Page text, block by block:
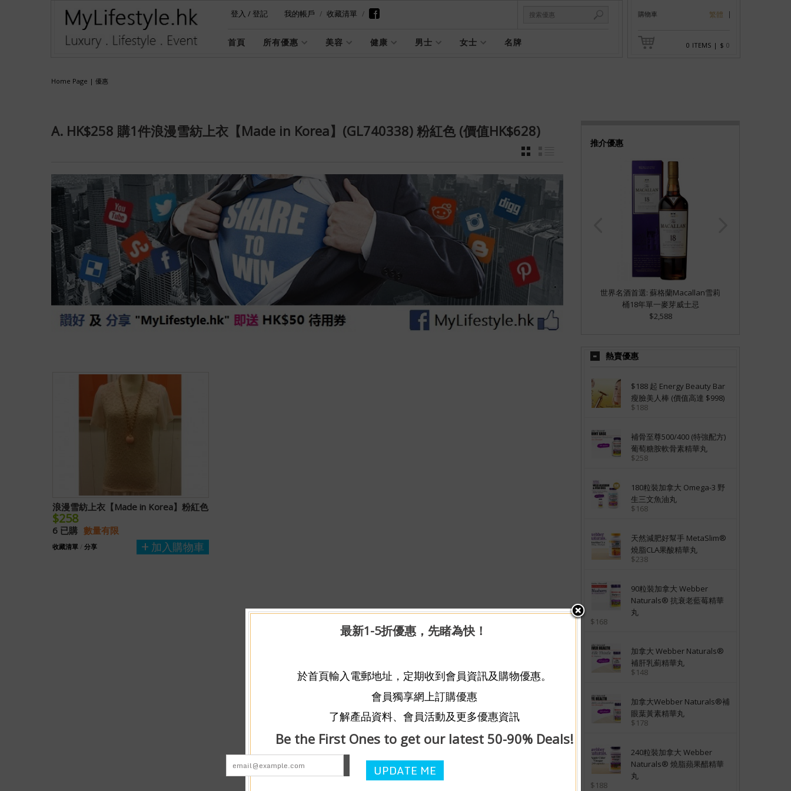
登入 /登記 我的帳戶 收藏清單
首頁 所有優惠 美容 健康 男士 女士 名牌
購物車 繁體
0 ITEMS | $ 0
Home Page | 優惠
A. HK$258 購1件浪漫雪紡上衣【Made in Korea】(GL740338) 粉紅色 (價值HK$628)
浪漫雪紡上衣【Made in Korea】粉紅色
$258
6 已購 數量有限
加入購物車
收藏清單 / 分享
推介優惠
世界名酒首選: 蘇格蘭Macallan雪莉
桶18年單一麥芽威士忌
$2,588
熱賣優惠
$188 起 Energy Beauty Bar
瘦臉美人棒 (價值高達 $998)
$188
補骨至尊500/400 (特強配方)
葡萄糖胺軟骨素精華丸
$258
180粒裝加拿大 Omega-3 野
生三文魚油丸
$168
天然減肥好幫手 MetaSlim®
燒脂CLA果酸精華丸
$238
90粒裝加拿大 Webber
Naturals® 抗衰老藍莓精華
丸
$168
加拿大 Webber Naturals®
補肝乳薊精華丸
$148
加拿大Webber Naturals®補
眼葉黃素精華丸
$178
240粒裝加拿大 Webber
Naturals® 燒脂蘋果醋精華
丸
$188
最新1-5折優惠，先睹為快！
於首頁輸入電郵地址，定期收到會員資訊及購物優惠。
會員獨享網上訂購優惠
了解產品資料、會員活動及更多優惠資訊
Be the First Ones to get our latest 50-90% Deals!